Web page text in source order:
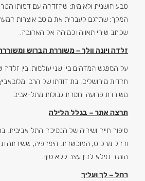
טבע חושנית ולאומית; שהזדהה עם דמותו
המלך; שתרגם לעברית את מיטב אוצרות
שכתב שירי תאווה וכמיהה אל האהובה.
זלדה ויונה וולך – משוררת הברוש
על המפגש המדהים בין שני עולמות: בין זלדה
חרדית מירושלים, בת דודתו של הרבי
משוררת פרועה וחסרת גבולות מתל-אביב.
תרצה אתר – בגלל הלילה
סיפור חייה ושיריה של הנסיכה התל אביבית,
ורחל מרכוס, המוכשרת, היפהפיה, ששירתה
הומור נפלא לבין עצב ללא סוף.
רחל – לך ועליך